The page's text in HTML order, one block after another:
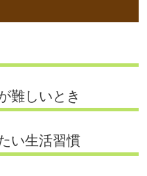
難しいとき
い生活習慣